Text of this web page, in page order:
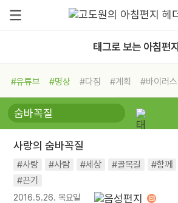
태그로 보는 아침편지
#유튜브 #명상 #다짐 #계획 #바이러스
#비전캠프
#독서캠프 #삶
#희망
#나눔 #친구 #링컨학교
#독서
#건강 #면역력
사랑의 숨바꼭질
#사랑 #사람 #세상 #골목길 #함께
#끈기
2016.5.26. 목요일